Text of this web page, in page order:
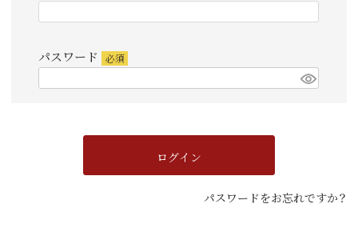
パスワード
ログイン
パスワードをお忘れですか？